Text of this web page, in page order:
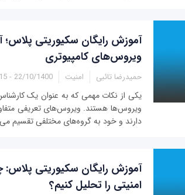
آموزش رایگان سکیوریتی پلاس؛
ویروس‌های کامپیوتری
حمیدرضا تائبی امنیت 22/10/1400 - 12:15
یکی از نکات مهمی که به عنوان یک
ویروس‌ها هستند. ویروس‌های تعریفی متفاوت
دارند و خود به گروه‌های مختلفی تقسیم
آموزش رایگان سکیوریتی پلاس:
امنیتی را تحلیل کنیم؟